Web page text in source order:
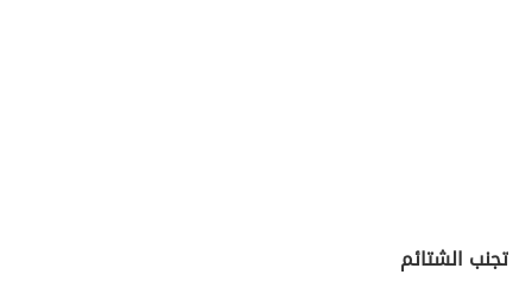
تجنب الشتائم